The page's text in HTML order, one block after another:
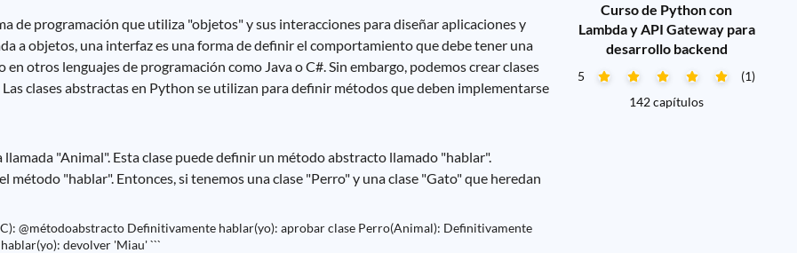
de programación que utiliza "objetos" y sus interacciones para diseñar aplicaciones y
a objetos, una interfaz es una forma de definir el comportamiento que debe tener una
otros lenguajes de programación como Java o C#. Sin embargo, podemos crear clases
clases abstractas en Python se utilizan para definir métodos que deben implementarse
"Animal". Esta clase puede definir un método abstracto llamado "hablar".
"hablar". Entonces, si tenemos una clase "Perro" y una clase "Gato" que heredan
@métodoabstracto Definitivamente hablar(yo): aprobar clase Perro(Animal): Definitivamente
devolver 'Miau' ```
Curso de Python con
Lambda y API Gateway para
desarrollo backend
5
(1)
142 capítulos